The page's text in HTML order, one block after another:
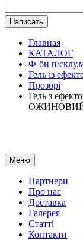
Написать
Главная
КАТАЛОГ
Ф-би п/
Гель із
Прозорі
Гель з
Меню
Партнери
Про нас
Доставка
Галерея
Статтi
Контакти